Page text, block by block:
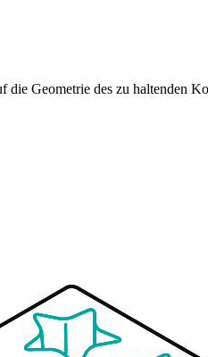
Geometrie des zu haltenden